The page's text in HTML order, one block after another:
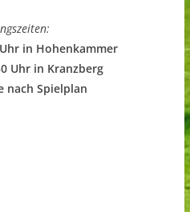
in Hohenkammer
Uhr in Kranzberg
nach Spielplan